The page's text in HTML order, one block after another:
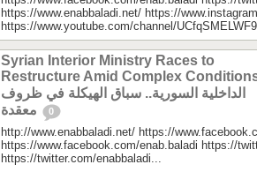
https://www.enabbaladi.net/ https://
https://www.youtube.com/channel/
Syrian Interior Ministry Races to
Restructure Amid Complex
الداخلية السورية.. سباق الهيكلة في ظروف
0
http://www.enabbaladi.net/ https://
https://www.facebook.com/enab.baladi https://
https://twitter.com/enabbaladi...